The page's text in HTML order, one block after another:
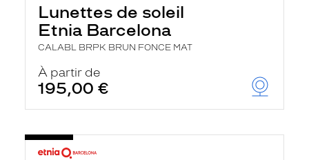
Lunettes de soleil
Etnia Barcelona
CALABL BRPK BRUN FONCE MAT
À partir de
195,00 €